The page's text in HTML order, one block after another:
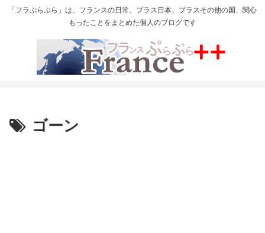
「フラぷらぷら」は、フランスの日常、プラス日本、プラスその他の国、関心
もったことをまとめた個人のブログです
ゴーン